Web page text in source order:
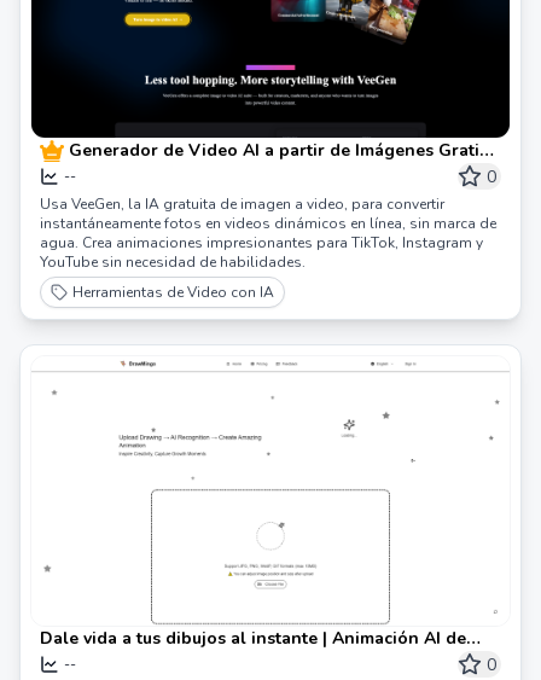
Generador de Video AI a partir de Imágenes Gratis
en Línea | VeeGen
-- 0
Usa VeeGen, la IA gratuita de imagen a video, para convertir
instantáneamente fotos en videos dinámicos en línea, sin marca de
agua. Crea animaciones impresionantes para TikTok, Instagram y
YouTube sin necesidad de habilidades.
Herramientas de Video con IA
Dale vida a tus dibujos al instante | Animación AI de
DrawMingo
-- 0